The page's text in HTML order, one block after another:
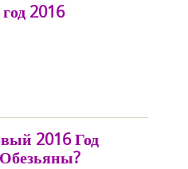
2016
2016 Год